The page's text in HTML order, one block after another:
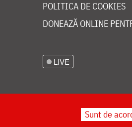
POLITICA DE COOKIES
DONEAZĂ ONLINE
LIVE
Sunt de